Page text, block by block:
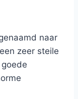
naar
zeer steile